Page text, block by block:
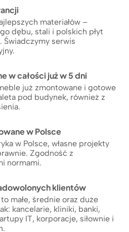
materiałów –
dębu, stali i polskich płyt
Świadczymy serwis
w całości już w 5 dni
już zmontowane i gotowe
pod budynek, również z
w Polsce
w Polsce, własne projekty
Zgodność z
normami.
klientów
małe, średnie oraz duże
kancelarie, kliniki, banki,
IT, korporacje, siłownie i